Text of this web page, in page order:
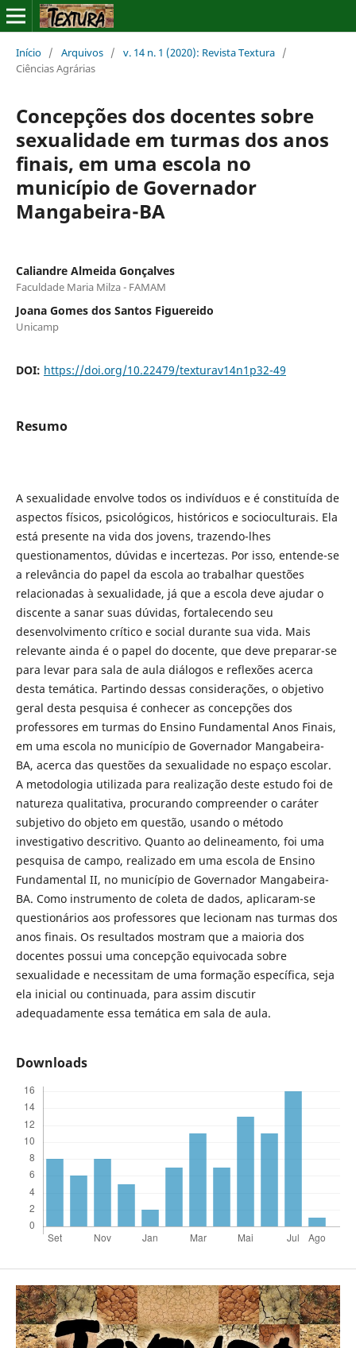
Início / Arquivos / v. 14 n. 1 (2020): Revista Textura /
Ciências Agrárias
Concepções dos docentes sobre
sexualidade em turmas dos anos
finais, em uma escola no
município de Governador
Mangabeira-BA
Caliandre Almeida Gonçalves
Faculdade Maria Milza - FAMAM
Joana Gomes dos Santos Figuereido
Unicamp
DOI: https://doi.org/10.22479/texturav14n1p32-49
Resumo
A sexualidade envolve todos os indivíduos e é constituída de
aspectos físicos, psicológicos, históricos e socioculturais. Ela
está presente na vida dos jovens, trazendo-lhes
questionamentos, dúvidas e incertezas. Por isso, entende-se
a relevância do papel da escola ao trabalhar questões
relacionadas à sexualidade, já que a escola deve ajudar o
discente a sanar suas dúvidas, fortalecendo seu
desenvolvimento crítico e social durante sua vida. Mais
relevante ainda é o papel do docente, que deve preparar-se
para levar para sala de aula diálogos e reflexões acerca
desta temática. Partindo dessas considerações, o objetivo
geral desta pesquisa é conhecer as concepções dos
professores em turmas do Ensino Fundamental Anos Finais,
em uma escola no município de Governador Mangabeira-
BA, acerca das questões da sexualidade no espaço escolar.
A metodologia utilizada para realização deste estudo foi de
natureza qualitativa, procurando compreender o caráter
subjetivo do objeto em questão, usando o método
investigativo descritivo. Quanto ao delineamento, foi uma
pesquisa de campo, realizado em uma escola de Ensino
Fundamental II, no município de Governador Mangabeira-
BA. Como instrumento de coleta de dados, aplicaram-se
questionários aos professores que lecionam nas turmas dos
anos finais. Os resultados mostram que a maioria dos
docentes possui uma concepção equivocada sobre
sexualidade e necessitam de uma formação específica, seja
ela inicial ou continuada, para assim discutir
adequadamente essa temática em sala de aula.
Downloads